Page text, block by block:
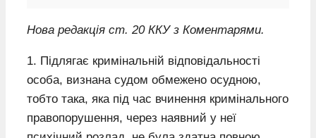
Нова редакція ст. 20 ККУ з Коментарями.
1. Підлягає кримінальній відповідальності
особа, визнана судом обмежено осудною,
тобто така, яка під час вчинення кримінального
правопорушення, через наявний у неї